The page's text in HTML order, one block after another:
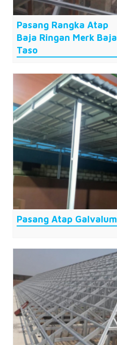
Pasang Rangka Atap
Baja Ringan Merk Baja
Taso
Pasang Atap Galvalum